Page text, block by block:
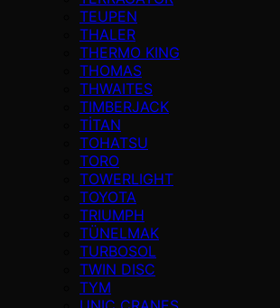
TEUPEN
THALER
THERMO KING
THOMAS
THWAITES
TIMBERJACK
TİTAN
TOHATSU
TORO
TOWERLIGHT
TOYOTA
TRIUMPH
TÜNELMAK
TURBOSOL
TWIN DISC
TYM